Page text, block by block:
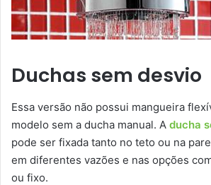
Duchas sem desvio
Essa versão não possui mangueira
modelo sem a ducha manual. A ducha
pode ser fixada tanto no teto ou na
em diferentes vazões e nas opções
ou fixo.